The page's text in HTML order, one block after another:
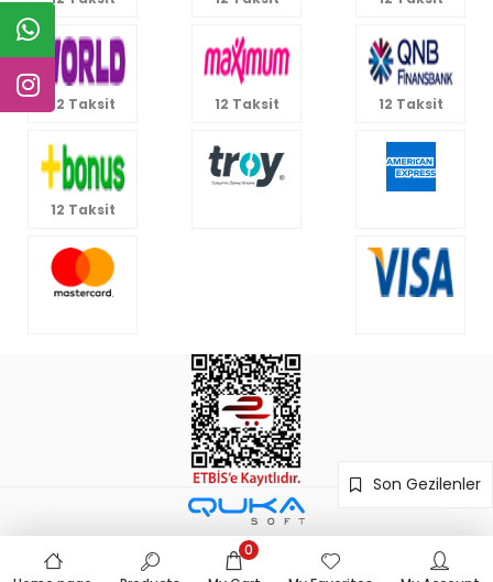
Son Gezilenler
12 Taksit 12 Taksit 12 Taksit
12 Taksit
0